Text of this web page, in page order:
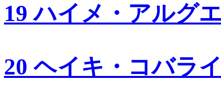
19 ハイメ・アルグ
20 ヘイキ・コバラ